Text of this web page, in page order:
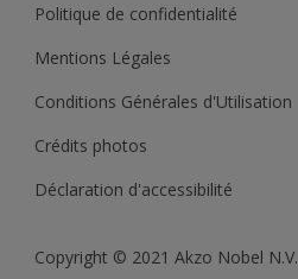
Politique de confidentialité
Mentions Légales
Conditions Générales d'Utilisation
Crédits photos
Déclaration d'accessibilité
Copyright © 2021 Akzo Nobel N.V.